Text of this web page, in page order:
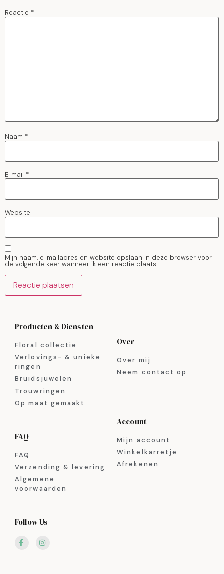
Reactie *
Naam *
E-mail *
Website
Mijn naam, e-mailadres en website opslaan in deze browser voor
de volgende keer wanneer ik een reactie plaats.
Producten & Diensten
Floral collectie
Verlovings- & unieke
ringen
Bruidsjuwelen
Trouwringen
Op maat gemaakt
Over
Over mij
Neem contact op
FAQ
FAQ
Verzending & levering
Algemene
voorwaarden
Account
Mijn account
Winkelkarretje
Afrekenen
Follow Us